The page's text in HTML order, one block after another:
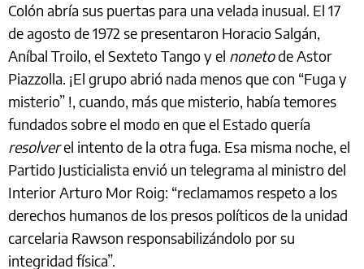
Colón abría sus puertas para una velada inusual. El 17
de agosto de 1972 se presentaron Horacio Salgán,
Aníbal Troilo, el Sexteto Tango y el nonetode Astor
Piazzolla. ¡El grupo abrió nada menos que con “Fuga y
misterio” !, cuando, más que misterio, había temores
fundados sobre el modo en que el Estado quería
resolverel intento de la otra fuga. Esa misma noche, el
Partido Justicialista envió un telegrama al ministro del
Interior Arturo Mor Roig: “reclamamos respeto a los
derechos humanos de los presos políticos de la unidad
carcelaria Rawson responsabilizándolo por su
integridad física”.